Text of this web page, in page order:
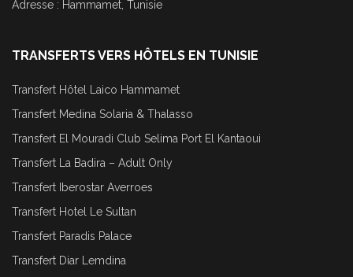
Adresse : Hammamet, Tunisie
TRANSFERTS VERS HÔTELS EN TUNISIE
Transfert Hôtel Laico Hammamet
Transfert Medina Solaria & Thalasso
Transfert El Mouradi Club Selima Port El Kantaoui
Transfert La Badira – Adult Only
Transfert Iberostar Averroes
Transfert Hotel Le Sultan
Transfert Paradis Palace
Transfert Diar Lemdina